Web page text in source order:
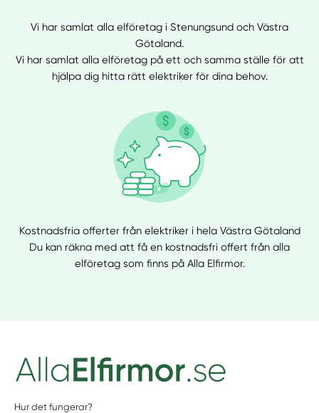
Vi har samlat alla elföretag i Stenungsund och Västra
Götaland.
Vi har samlat alla elföretag på ett och samma ställe för att
hjälpa dig hitta rätt elektriker för dina behov.
Kostnadsfria offerter från elektriker i hela Västra Götaland
Du kan räkna med att få en kostnadsfri offert från alla
elföretag som finns på Alla Elfirmor.
Hur det fungerar?